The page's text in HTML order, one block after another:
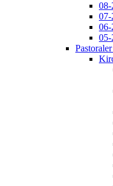
08-
07-
06-
05-